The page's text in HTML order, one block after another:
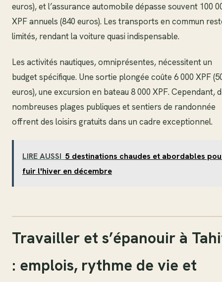
euros), et l’assurance automobile dépasse souvent 100
XPF annuels (840 euros). Les transports en commun
limités, rendant la voiture quasi indispensable.
Les activités nautiques, omniprésentes, nécessitent un
budget spécifique. Une sortie plongée coûte 6 000 XPF
euros), une excursion en bateau 8 000 XPF. Cependant,
nombreuses plages publiques et sentiers de randonnée
offrent des loisirs gratuits dans un cadre exceptionnel.
LIRE AUSSI 5 destinations chaudes et abordables
fuir l'hiver en décembre
Travailler et s’épanouir à
: emplois, rythme de vie et